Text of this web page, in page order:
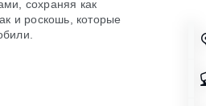
сохраняя как
и роскошь, которые